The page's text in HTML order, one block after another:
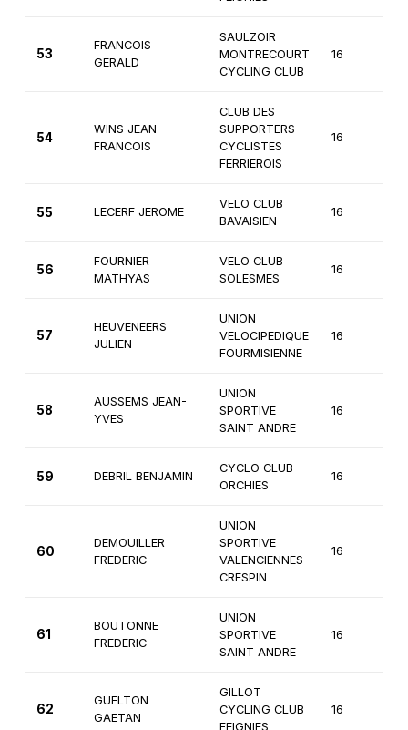
53
FRANCOIS
GERALD
SAULZOIR
MONTRECOURT
CYCLING CLUB
16
54
WINS JEAN
FRANCOIS
CLUB DES
SUPPORTERS
CYCLISTES
FERRIEROIS
16
55 LECERF JEROME
VELO CLUB
BAVAISIEN
16
56
FOURNIER
MATHYAS
VELO CLUB
SOLESMES
16
57
HEUVENEERS
JULIEN
UNION
VELOCIPEDIQUE
FOURMISIENNE
16
58
AUSSEMS JEAN-
YVES
UNION
SPORTIVE
SAINT ANDRE
16
59 DEBRIL BENJAMIN
CYCLO CLUB
ORCHIES
16
60
DEMOUILLER
FREDERIC
UNION
SPORTIVE
VALENCIENNES
CRESPIN
16
61
BOUTONNE
FREDERIC
UNION
SPORTIVE
SAINT ANDRE
16
62
GUELTON
GAETAN
GILLOT
CYCLING CLUB
FEIGNIES
16